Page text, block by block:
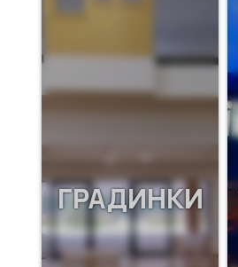
ГРАДИНКИ